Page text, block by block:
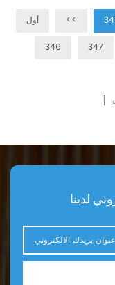
أول <<
346 347
لدينا